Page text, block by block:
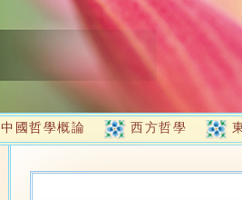
中國哲學概論 西方哲學